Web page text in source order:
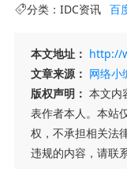
分类： IDC资讯 百
本文地址： http://
文章来源： 网络小
版权声明： 本文内
表作者本人。本站
权，不承担相关法
违规的内容，请联